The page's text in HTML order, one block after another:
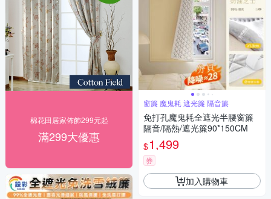
棉花田居家佈飾299元起
滿299大優惠
窗簾 魔鬼耗 遮光簾 隔音簾
免打孔魔鬼耗全遮光半腰窗簾
隔音/隔熱/遮光簾90*150CM
$1,499
券
加入購物車